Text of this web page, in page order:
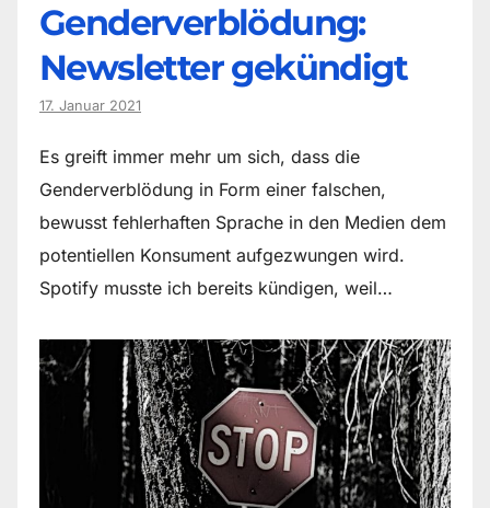
Genderverblödung:
Newsletter gekündigt
17. Januar 2021
Es greift immer mehr um sich, dass die
Genderverblödung in Form einer falschen,
bewusst fehlerhaften Sprache in den Medien dem
potentiellen Konsument aufgezwungen wird.
Spotify musste ich bereits kündigen, weil…